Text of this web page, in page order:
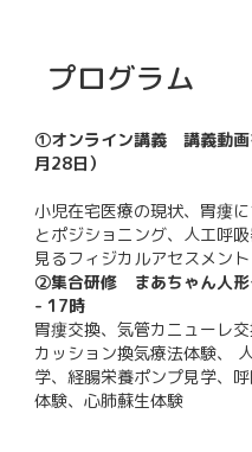
プログラム
①オンライン講義 講義動画
月28日）
小児在宅医療の現状、胃瘻
とポジショニング、人工呼
見るフィジカルアセスメント
②集合研修 まあちゃん人形
- 17時
胃瘻交換、気管カニューレ
カッション換気療法体験、
学、経腸栄養ポンプ見学、
体験、心肺蘇生体験